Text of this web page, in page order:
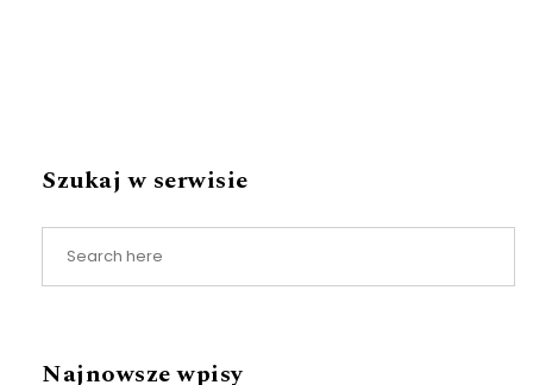
Szukaj w serwisie
Najnowsze wpisy